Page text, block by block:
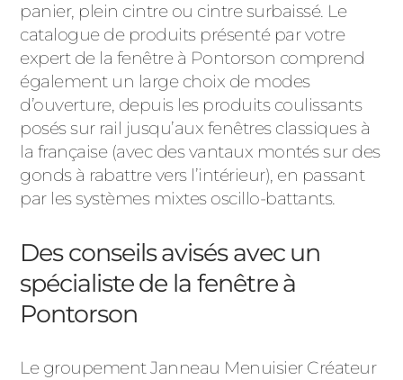
panier, plein cintre ou cintre surbaissé. Le
catalogue de produits présenté par votre
expert de la fenêtre à Pontorson comprend
également un large choix de modes
d’ouverture, depuis les produits coulissants
posés sur rail jusqu’aux fenêtres classiques à
la française (avec des vantaux montés sur des
gonds à rabattre vers l’intérieur), en passant
par les systèmes mixtes oscillo-battants.
Des conseils avisés avec un
spécialiste de la fenêtre à
Pontorson
Le groupement Janneau Menuisier Créateur